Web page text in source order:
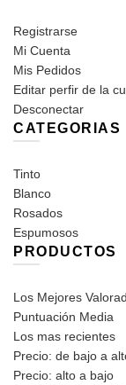
Registrarse
Mi Cuenta
Mis Pedidos
Editar perfir de la
Desconectar
CATEGORIAS
Tinto
Blanco
Rosados
Espumosos
PRODUCTOS
Los Mejores
Puntuación Media
Los mas recientes
Precio: de bajo a
Precio: alto a bajo